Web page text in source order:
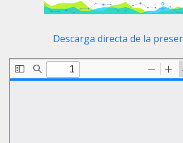
Descarga directa de la